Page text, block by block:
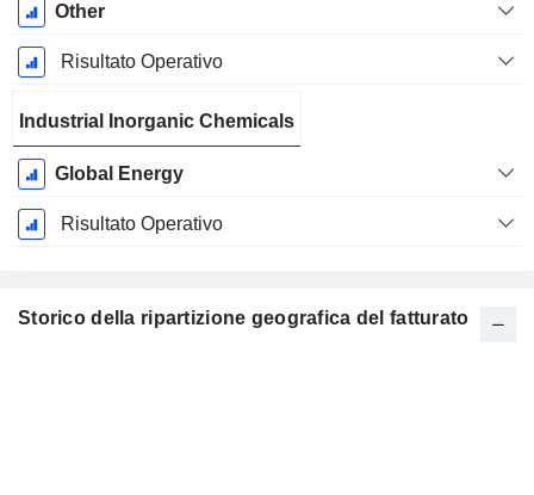
Other
Risultato Operativo
Industrial Inorganic Chemicals
Global Energy
Risultato Operativo
Storico della ripartizione geografica del fatturato